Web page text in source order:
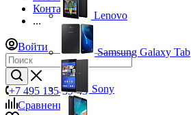
Контакты
...
Войти
+7 495 135-39-43
Сравнение
0
Lenovo
Samsung Galaxy Tab
Sony